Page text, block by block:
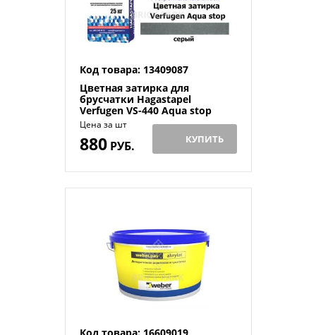
Код товара: 13409087
Цветная затирка для
брусчатки Hagastapel
Verfugen VS-440 Aqua stop
Цена за шт
880РУБ. КУПИТЬ